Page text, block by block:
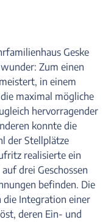
Geske
Zum einen
in einem
maximal mögliche
hervorragender
konnte die
der Stellplätze
realisierte ein
drei Geschossen
befinden. Die
Integration einer
deren Ein- und